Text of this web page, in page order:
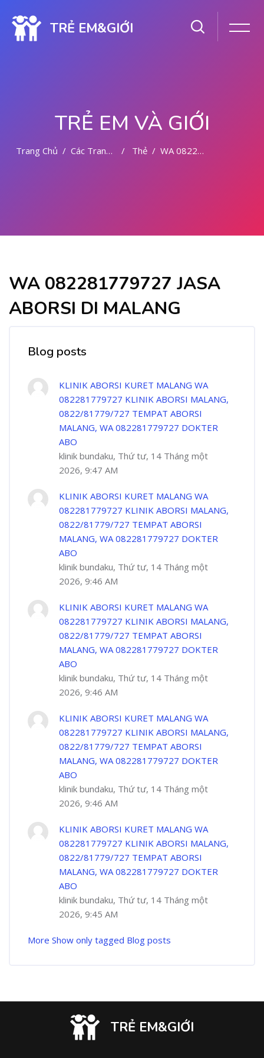
TRẺ EM&GIỚI
TRẺ EM VÀ GIỚI
Trang Chủ Các Trang Của Hệ Thống Thẻ WA 082281779727 JASA ABORSI DI MALANG
WA 082281779727 JASA
ABORSI DI MALANG
Blog posts
KLINIK ABORSI KURET MALANG WA
082281779727 KLINIK ABORSI MALANG,
0822/81779/727 TEMPAT ABORSI
MALANG, WA 082281779727 DOKTER
ABO
klinik bundaku, Thứ tư, 14 Tháng một
2026, 9:47 AM
KLINIK ABORSI KURET MALANG WA
082281779727 KLINIK ABORSI MALANG,
0822/81779/727 TEMPAT ABORSI
MALANG, WA 082281779727 DOKTER
ABO
klinik bundaku, Thứ tư, 14 Tháng một
2026, 9:46 AM
KLINIK ABORSI KURET MALANG WA
082281779727 KLINIK ABORSI MALANG,
0822/81779/727 TEMPAT ABORSI
MALANG, WA 082281779727 DOKTER
ABO
klinik bundaku, Thứ tư, 14 Tháng một
2026, 9:46 AM
KLINIK ABORSI KURET MALANG WA
082281779727 KLINIK ABORSI MALANG,
0822/81779/727 TEMPAT ABORSI
MALANG, WA 082281779727 DOKTER
ABO
klinik bundaku, Thứ tư, 14 Tháng một
2026, 9:46 AM
KLINIK ABORSI KURET MALANG WA
082281779727 KLINIK ABORSI MALANG,
0822/81779/727 TEMPAT ABORSI
MALANG, WA 082281779727 DOKTER
ABO
klinik bundaku, Thứ tư, 14 Tháng một
2026, 9:45 AM
More Show only tagged Blog posts
TRẺ EM&GIỚI